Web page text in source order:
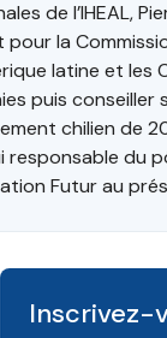
de l’IHEAL,
la
latine et les
puis
chilien de
responsable du
Futur au
Inscrivez-